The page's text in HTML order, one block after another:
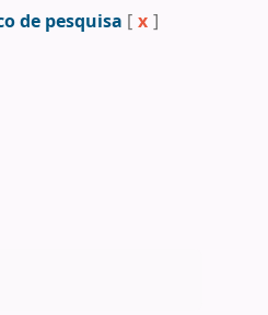
de pesquisa [ x ]